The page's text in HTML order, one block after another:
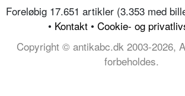
Foreløbig 17.651 artikler (3.353 med
• Kontakt • Cookie- og
Copyright © antikabc.dk 2003-2026,
forbeholdes.